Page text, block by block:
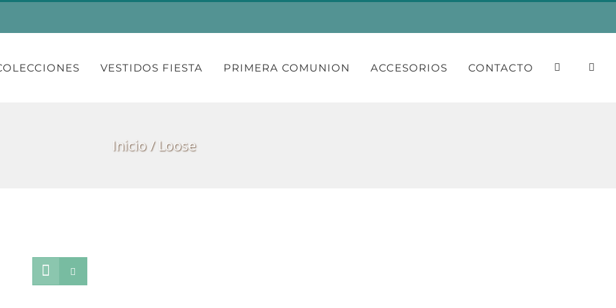
VESTIDOS FIESTA PRIMERA COMUNION ACCESORIOS CONTACTO
Inicio Loose